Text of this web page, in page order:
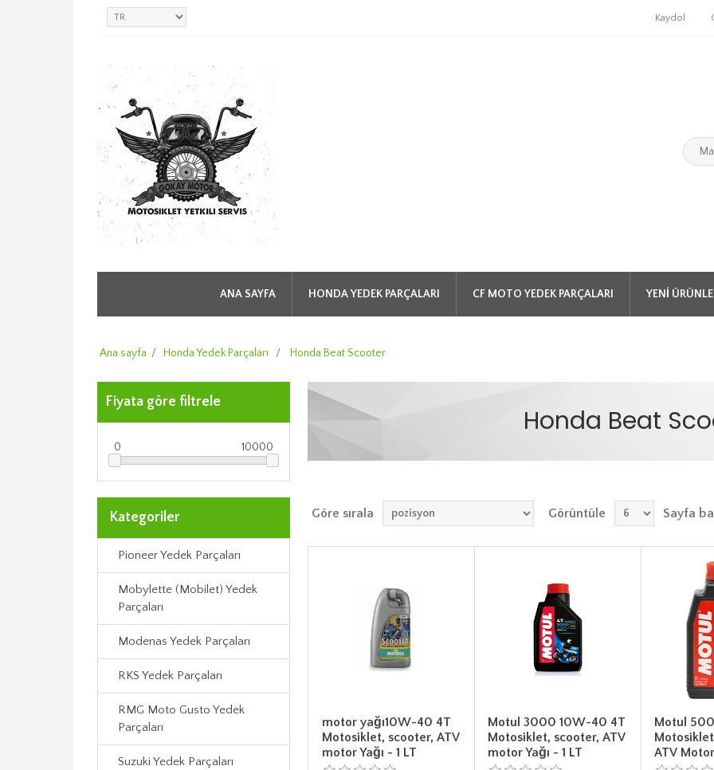
Kaydol
ANA SAYFA HONDA YEDEK PARÇALARI CF MOTO YEDEK PARÇALARI YENI
Ana sayfa / Honda Yedek Parçaları / Honda Beat Scooter
Fiyata göre filtrele
0 10000
Kategoriler
Pioneer Yedek Parçaları
Mobylette (Mobilet) Yedek
Parçaları
Modenas Yedek Parçaları
RKS Yedek Parçaları
RMG Moto Gusto Yedek
Parçaları
Suzuki Yedek Parçaları
Honda Beat
Göre sırala Görüntüle Sayfa
motor yağı10W-40 4T
Motosiklet, scooter, ATV
motor Yağı - 1 LT
Motul 3000 10W-40 4T
Motosiklet, scooter, ATV
motor Yağı - 1 LT
Motul
ATV Motor